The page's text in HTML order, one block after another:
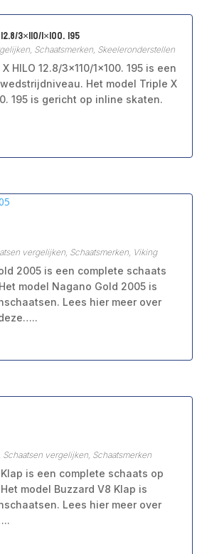
3×110/1×100. 195
, Schaatsmerken, Skeeleronderstellen
HILO 12.8/3×110/1×100. 195 is een
Het model Triple X
195 is gericht op inline skaten.
vergelijken, Schaatsmerken, Viking
2005 is een complete schaats
model Nagano Gold 2005 is
Lees hier meer over
Schaatsen vergelijken, Schaatsmerken
is een complete schaats op
model Buzzard V8 Klap is
Lees hier meer over